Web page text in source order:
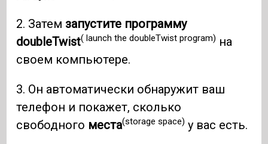
2. Затем запустите программу
doubleTwist( launch the doubleTwist program) на
своем компьютере.
3. Он автоматически обнаружит ваш
телефон и покажет, сколько
свободного места(storage space) у вас есть.